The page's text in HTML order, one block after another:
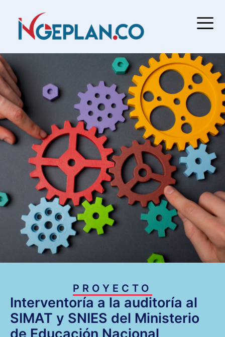
PROYECTO
Interventoría a la auditoría al
SIMAT y SNIES del Ministerio